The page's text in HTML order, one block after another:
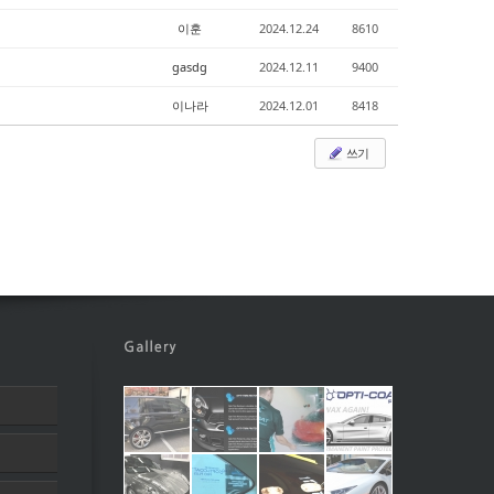
이훈 2024.12.24 8610
gasdg 2024.12.11 9400
이나라 2024.12.01 8418
쓰기